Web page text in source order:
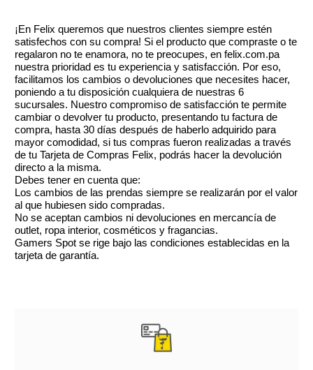
mientras limpia. Crema sin espuma.Tipo de
piel: Para todo tipo de piel. Ideal para pieles
secas. Como tu limpiador diario, úsalo en la
mañana y noche. Masajea suavemente en la piel
seca. Enjuaga con un pañuelo. Como una
mascarilla humectante, úsalo dos veces a la
semana cuanto lo necesites. Masajea sobre la piel
limpia. Espera 3 minutos y retira con un pañuelo.
¡En Felix queremos que nuestros clientes siempre estén
satisfechos con su compra! Si el producto que compraste o te
regalaron no te enamora, no te preocupes, en felix.com.pa
nuestra prioridad es tu experiencia y satisfacción. Por eso,
facilitamos los cambios o devoluciones que necesites hacer,
poniendo a tu disposición cualquiera de nuestras 6
sucursales. Nuestro compromiso de satisfacción te permite
cambiar o devolver tu producto, presentando tu factura de
compra, hasta 30 días después de haberlo adquirido para
mayor comodidad, si tus compras fueron realizadas a través
de tu Tarjeta de Compras Felix, podrás hacer la devolución
directo a la misma.
Debes tener en cuenta que:
Los cambios de las prendas siempre se realizarán por el valor
al que hubiesen sido compradas.
No se aceptan cambios ni devoluciones en mercancía de
outlet, ropa interior, cosméticos y fragancias.
Gamers Spot se rige bajo las condiciones establecidas en la
tarjeta de garantía.